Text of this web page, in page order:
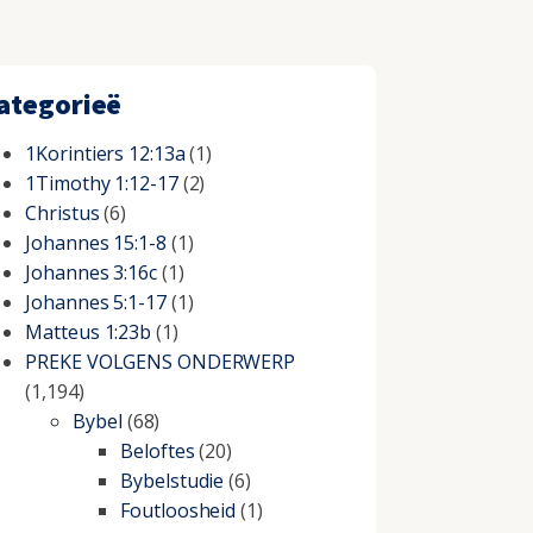
1Korintiers 12:13a(1)
1Timothy 1:12-17(2)
Christus(6)
Johannes 15:1-8 (1)
Johannes 3:16c(1)
Johannes 5:1-17(1)
Matteus 1:23b (1)
PREKE VOLGENS ONDERWERP
(1,194)
Bybel (68)
Beloftes(20)
Bybelstudie (6)
Foutloosheid (1)